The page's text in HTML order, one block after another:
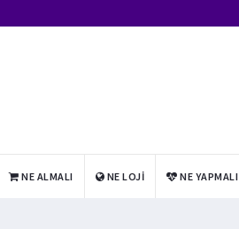
NE ALMALI NE LOJI NE YAPMALI